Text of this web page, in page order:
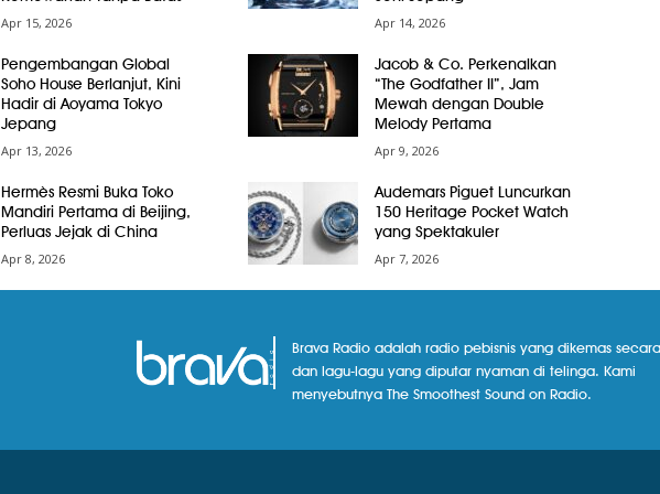
Apr 15, 2026 Apr 14, 2026
Pengembangan Global
Soho House Berlanjut, Kini
Hadir di Aoyama Tokyo
Jepang
Apr 13, 2026
Jacob & Co. Perkenalkan
“The Godfather II”, Jam
Mewah dengan Double
Melody Pertama
Apr 9, 2026
Hermès Resmi Buka Toko
Mandiri Pertama di Beijing,
Perluas Jejak di China
Apr 8, 2026
Audemars Piguet Luncurkan
150 Heritage Pocket Watch
yang Spektakuler
Apr 7, 2026
Brava Radio adalah radio pebisnis yang dikemas
dan lagu-lagu yang diputar nyaman di telinga. Kami
menyebutnya The Smoothest Sound on Radio.